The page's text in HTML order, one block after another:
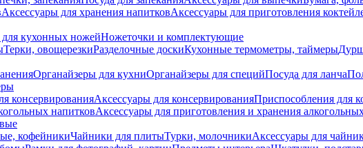
Аксессуары для хранения напитковАксессуары для приготовления
для кухонных ножейНожеточки и комплектующие
Терки, овощерезкиРазделочные доскиКухонные термометры, таймеры
Органайзеры для кухниОрганайзеры для специйПосуда для ланча
консервированияАксессуары для консервированияПриспособления для
напитковАксессуары для приготовления и хранения
кофейникиЧайники для плитыТурки, молочникиАксессуары для